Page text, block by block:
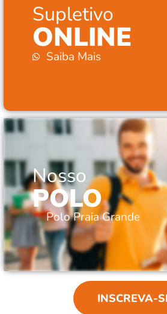
Supletivo
ONLINE
Saiba Mais
Nosso
POLO
Polo Praia Grande
INSCREVA-